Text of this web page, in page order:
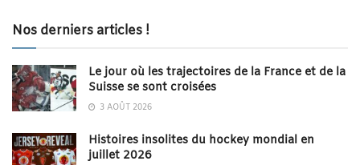
Nos derniers articles !
Le jour où les trajectoires de la France et de la
Suisse se sont croisées
3 AOÛT 2026
Histoires insolites du hockey mondial en
juillet 2026